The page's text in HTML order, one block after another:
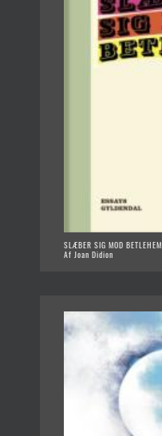
SLÆBER SIG MOD BETLEHEM
Af Joan Didion